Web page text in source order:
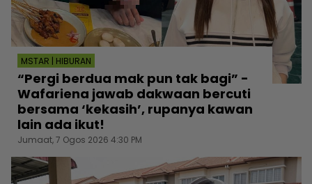
MSTAR | HIBURAN
“Pergi berdua mak pun tak bagi” -
Wafariena jawab dakwaan bercuti
bersama ‘kekasih’, rupanya kawan
lain ada ikut!
Jumaat, 7 Ogos 2026 4:30 PM